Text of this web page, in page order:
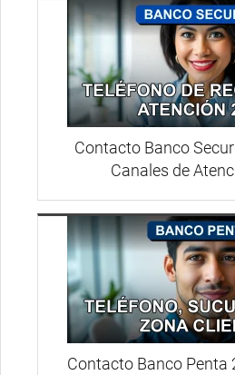
Contacto Banco
Canales de
Contacto Banco Penta